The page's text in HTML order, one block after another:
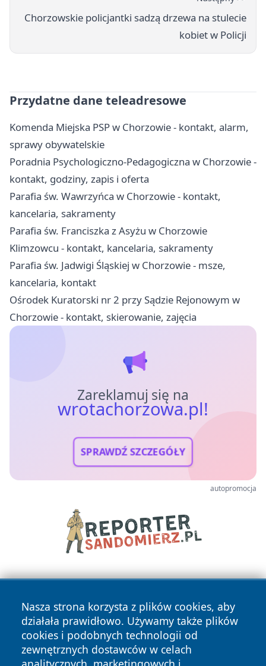
Chorzowskie policjantki sadzą drzewa na stulecie
kobiet w Policji
Przydatne dane teleadresowe
Komenda Miejska PSP w Chorzowie - kontakt, alarm,
sprawy obywatelskie
Poradnia Psychologiczno-Pedagogiczna w Chorzowie -
kontakt, godziny, zapis i oferta
Parafia św. Wawrzyńca w Chorzowie - kontakt,
kancelaria, sakramenty
Parafia św. Franciszka z Asyżu w Chorzowie
Klimzowcu - kontakt, kancelaria, sakramenty
Parafia św. Jadwigi Śląskiej w Chorzowie - msze,
kancelaria, kontakt
Ośrodek Kuratorski nr 2 przy Sądzie Rejonowym w
Chorzowie - kontakt, skierowanie, zajęcia
Zareklamuj się na
wrotachorzowa.pl!
SPRAWDŹ SZCZEGÓŁY
autopromocja
Nasza strona korzysta z plików cookies, aby
działała prawidłowo. Używamy także plików
cookies i podobnych technologii od
zewnętrznych dostawców w celach
Copyright © 2026 wrotachorzowa.pl Wszystkie prawa